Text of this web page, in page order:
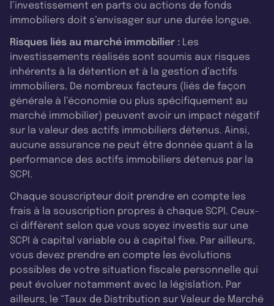
l’investissement en parts ou actions de fonds
immobiliers doit s’envisager sur une durée longue.
Risques liés au marché immobilier : Les
investissements réalisés sont soumis aux risques
inhérents à la détention et à la gestion d’actifs
immobiliers. De nombreux facteurs (liés de façon
générale à l’économie ou plus spécifiquement au
marché immobilier) peuvent avoir un impact négatif
sur la valeur des actifs immobiliers détenus. Ainsi,
aucune assurance ne peut être donnée quant à la
performance des actifs immobiliers détenus par la
SCPI.
Chaque souscripteur doit prendre en compte les
frais à la souscription propres à chaque SCPI. Ceux-
ci diffèrent selon que vous soyez investis sur une
SCPI à capital variable ou à capital fixe. Par ailleurs,
vous devez prendre en compte les évolutions
possibles de votre situation fiscale personnelle qui
peut évoluer notamment avec la législation. Par
ailleurs, le “Taux de Distribution sur Valeur de Marché